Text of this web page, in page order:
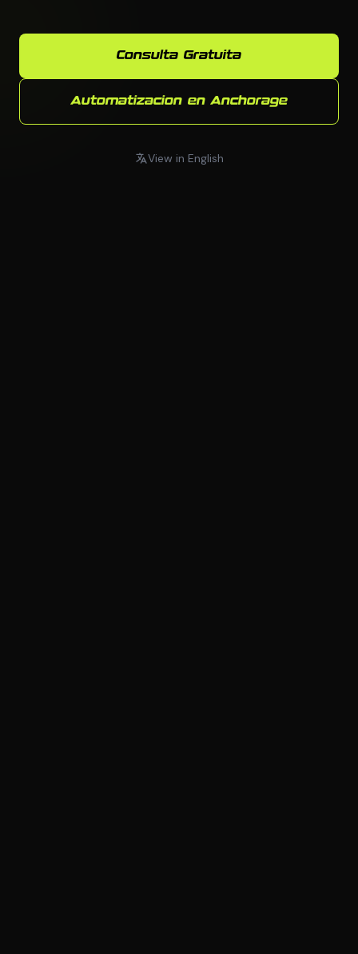
Consulta Gratuita
Automatizacion en Anchorage
View in English